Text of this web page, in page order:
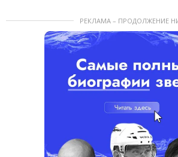
РЕКЛАМА – ПРОДОЛЖЕНИЕ